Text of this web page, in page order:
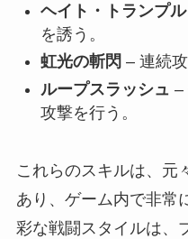
ヘイト・トランプル
を誘う。
虹光の斬閃 – 連続
ループスラッシュ –
攻撃を行う。
これらのスキルは、元
あり、ゲーム内で非常
彩な戦闘スタイルは、